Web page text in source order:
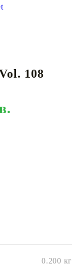
108
0.200 кг